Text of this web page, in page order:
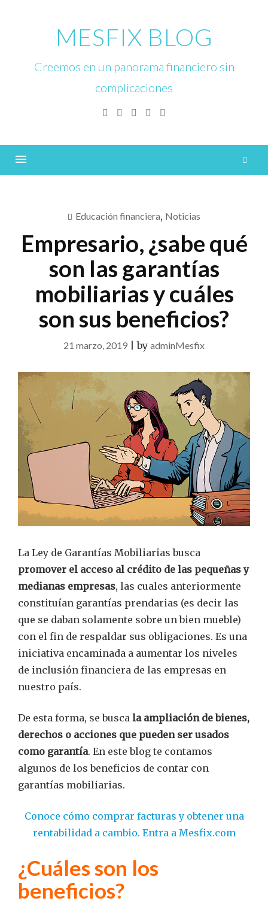
MESFIX BLOG
Creemos en un panorama financiero sin
complicaciones
Facebook
TwitterLinkedinInstagram
Educación financiera, Noticias
Empresario, ¿sabe qué
son las garantías
mobiliarias y cuáles
son sus beneficios?
21 marzo, 2019 |by adminMesfix
La Ley de Garantías Mobiliarias busca
promover el acceso al crédito de las pequeñas y
medianas empresas, las cuales anteriormente
constituían garantías prendarias (es decir las
que se daban solamente sobre un bien mueble)
con el fin de respaldar sus obligaciones. Es una
iniciativa encaminada a aumentar los niveles
de inclusión financiera de las empresas en
nuestro país.
De esta forma, se busca la ampliación de bienes,
derechos o acciones que pueden ser usados
como garantía. En este blog te contamos
algunos de los beneficios de contar con
garantías mobiliarias.
Conoce cómo comprar facturas y obtener una
rentabilidad a cambio. Entra a Mesfix.com
¿Cuáles son los
beneficios?